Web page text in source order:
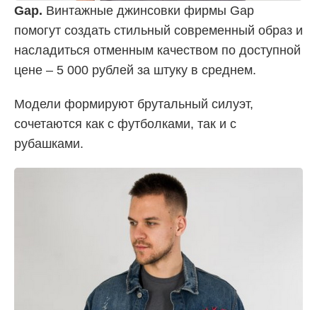
Gap. Винтажные джинсовки фирмы Gap
помогут создать стильный современный образ и
насладиться отменным качеством по доступной
цене – 5 000 рублей за штуку в среднем.
Модели формируют брутальный силуэт,
сочетаются как с футболками, так и с
рубашками.